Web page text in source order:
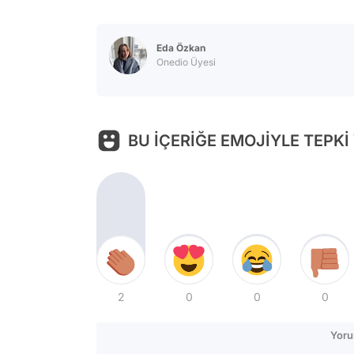
Eda Özkan
Onedio Üyesi
BU İÇERİĞE EMOJİYLE TEPKİ
2 0 0 0